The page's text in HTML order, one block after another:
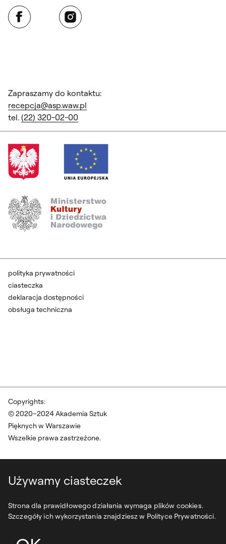
Używamy ciasteczek
Strona dla prawidłowego działania wymaga plików cookies.
Szczegóły ich wykorzystania znajdziesz w Polityce Prywatności.
Facebook Instagram
Zapraszamy do kontaktu:
recepcja@asp.waw.pl
tel. (22) 320-02-00
Copyrights:
© 2020–2024 Akademia Sztuk
Pięknych w Warszawie
Wszelkie prawa zastrzeżone.
polityka prywatności
ciasteczka
deklaracja dostępności
obsługa techniczna